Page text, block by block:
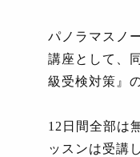
パノラマスノ
講座として、
級受検対策』
12 日間全部は
ッスンは受講